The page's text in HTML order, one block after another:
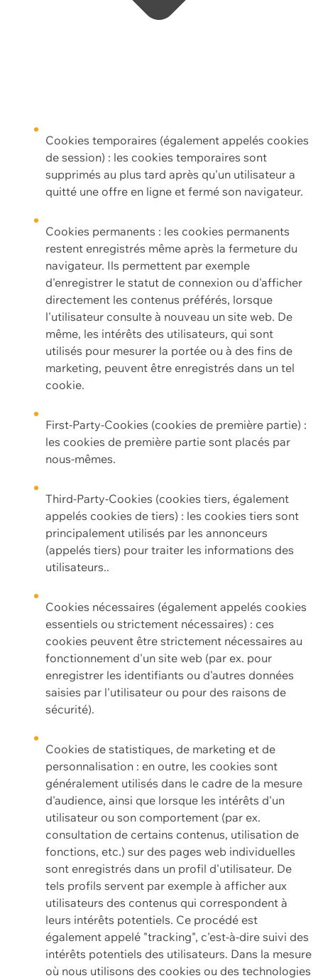
Cookies temporaires (également appelés cookies
de session) : les cookies temporaires sont
supprimés au plus tard après qu'un utilisateur a
quitté une offre en ligne et fermé son navigateur.
Cookies permanents : les cookies permanents
restent enregistrés même après la fermeture du
navigateur. Ils permettent par exemple
d'enregistrer le statut de connexion ou d'afficher
directement les contenus préférés, lorsque
l'utilisateur consulte à nouveau un site web. De
même, les intérêts des utilisateurs, qui sont
utilisés pour mesurer la portée ou à des fins de
marketing, peuvent être enregistrés dans un tel
cookie.
First-Party-Cookies (cookies de première partie) :
les cookies de première partie sont placés par
nous-mêmes.
Third-Party-Cookies (cookies tiers, également
appelés cookies de tiers) : les cookies tiers sont
principalement utilisés par les annonceurs
(appelés tiers) pour traiter les informations des
utilisateurs..
Cookies nécessaires (également appelés cookies
essentiels ou strictement nécessaires) : ces
cookies peuvent être strictement nécessaires au
fonctionnement d'un site web (par ex. pour
enregistrer les identifiants ou d'autres données
saisies par l'utilisateur ou pour des raisons de
sécurité).
Cookies de statistiques, de marketing et de
personnalisation : en outre, les cookies sont
généralement utilisés dans le cadre de la mesure
d'audience, ainsi que lorsque les intérêts d'un
utilisateur ou son comportement (par ex.
consultation de certains contenus, utilisation de
fonctions, etc.) sur des pages web individuelles
sont enregistrés dans un profil d'utilisateur. De
tels profils servent par exemple à afficher aux
utilisateurs des contenus qui correspondent à
leurs intérêts potentiels. Ce procédé est
également appelé "tracking", c'est-à-dire suivi des
intérêts potentiels des utilisateurs. Dans la mesure
où nous utilisons des cookies ou des technologies